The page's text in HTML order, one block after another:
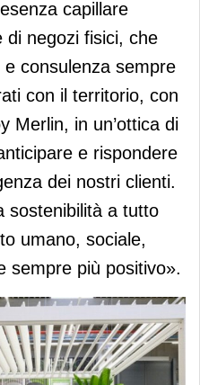
capillare
di negozi fisici, che
consulenza sempre
con il territorio, con
Merlin, in un’ottica di
e rispondere
dei nostri clienti.
sostenibilità a tutto
umano, sociale,
sempre più positivo».